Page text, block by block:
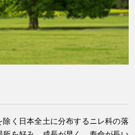
く日本全土に分布するニレ科の落